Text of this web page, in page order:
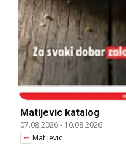
Matijevic katalog
07.08.2026- 10.08.2026
Matijevic